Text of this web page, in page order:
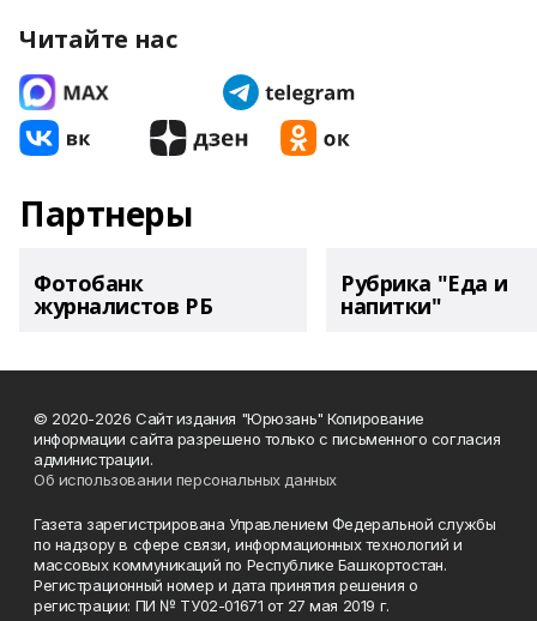
Читайте нас
Партнеры
Фотобанк
журналистов РБ
Рубрика "Еда и
напитки"
© 2020-2026 Сайт издания "Юрюзань" Копирование
информации сайта разрешено только с письменного согласия
администрации.
Об использовании персональных данных
Газета зарегистрирована Управлением Федеральной службы
по надзору в сфере связи, информационных технологий и
массовых коммуникаций по Республике Башкортостан.
Регистрационный номер и дата принятия решения о
регистрации: ПИ № ТУ02-01671 от 27 мая 2019 г.